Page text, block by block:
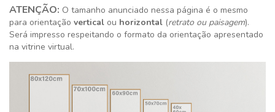
ATENÇÃO: O tamanho anunciado nessa página é o mesmo
para orientação vertical ou horizontal (retrato ou paisagem).
Será impresso respeitando o formato da orientação apresentado
na vitrine virtual.